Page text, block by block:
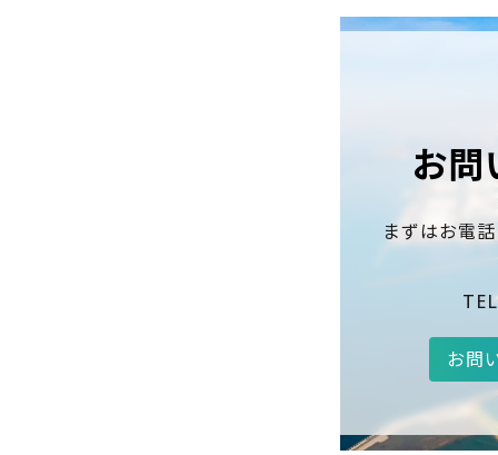
お問
まずはお電
お問